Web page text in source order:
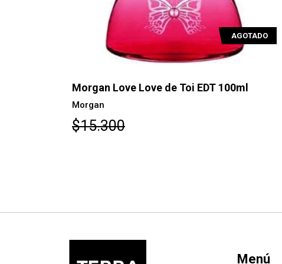
AGOTADO
Morgan Love Love At Night EDT 100ml
Morgan
$17.100
Menú